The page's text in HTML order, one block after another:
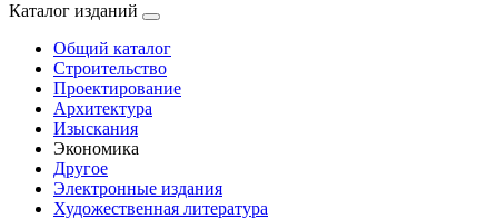
Каталог изданий
Общий каталог
Строительство
Проектирование
Архитектура
Изыскания
Экономика
Другое
Электронные издания
Художественная литература